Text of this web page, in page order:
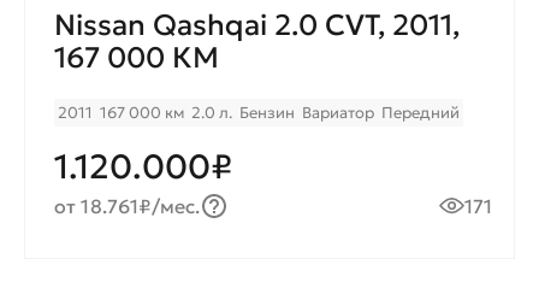
Nissan Qashqai 2.0 CVT, 2011,
167 000 КМ
2011 167 000 км 2.0 л. Бензин Вариатор Передний
1.120.000₽
от 18.761₽/мес. 171